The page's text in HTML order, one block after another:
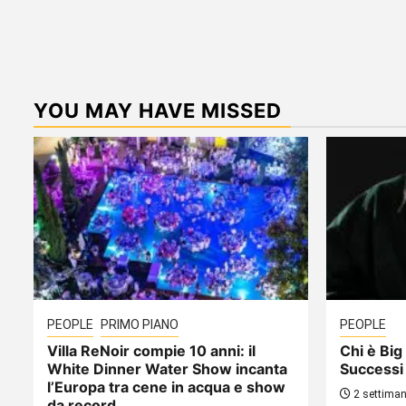
YOU MAY HAVE MISSED
PEOPLE PRIMO PIANO
Villa ReNoir compie 10 anni: il
White Dinner Water Show incanta
l’Europa tra cene in acqua e show
PEOPLE
Chi è
2